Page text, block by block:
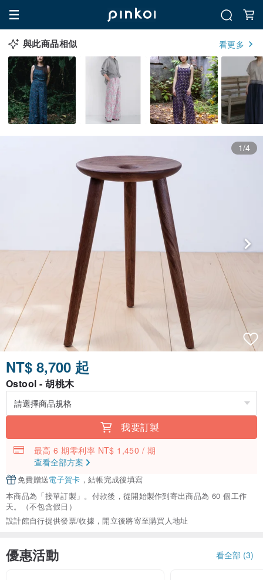
與此商品相似 看更多
1/4
NT$ 8,700 起
Ostool - 胡桃木
我要訂製
最高 6 期零利率 NT$ 1,450 / 期
查看全部方案
免費贈送電子賀卡 ，結帳完成後填寫
本商品為「接單訂製」。付款後，從開始製作到寄出商品為 60 個工作
天。（不包含假日）
設計館自行提供發票/收據，開立後將寄至購買人地址
優惠活動 看全部 (3)